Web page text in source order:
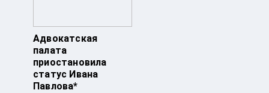
Адвокатская
палата
приостановила
статус Ивана
Павлова*